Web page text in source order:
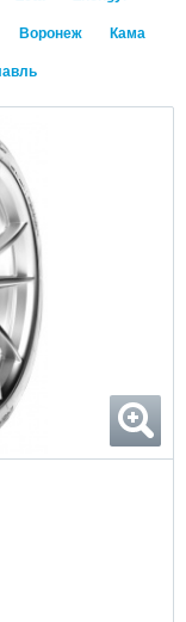
Воронеж Кама